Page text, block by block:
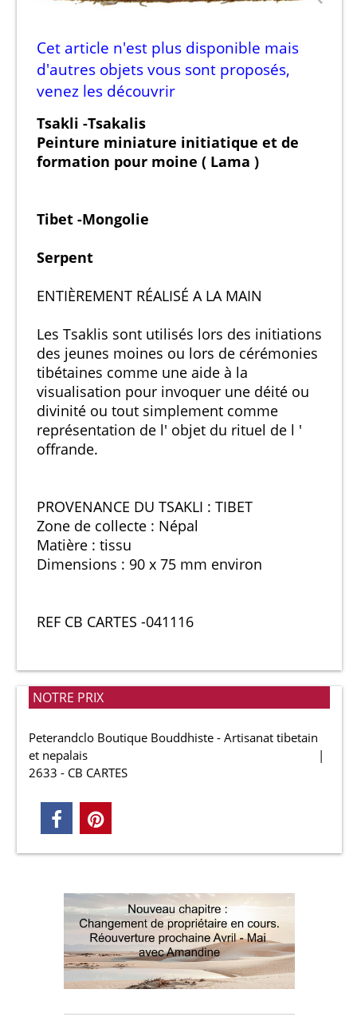
Cet article n'est plus disponible mais
d'autres objets vous sont proposés,
venez les découvrir
Tsakli -Tsakalis
Peinture miniature initiatique et de
formation pour moine ( Lama )
Tibet -Mongolie
Serpent
ENTIÈREMENT RÉALISÉ A LA MAIN
Les Tsaklis sont utilisés lors des initiations
des jeunes moines ou lors de cérémonies
tibétaines comme une aide à la
visualisation pour invoquer une déité ou
divinité ou tout simplement comme
représentation de l' objet du rituel de l '
offrande.
PROVENANCE DU TSAKLI : TIBET
Zone de collecte : Népal
Matière : tissu
Dimensions : 90 x 75 mm environ
REF CB CARTES -041116
NOTRE PRIX
Peterandclo Boutique Bouddhiste - Artisanat tibetain
et nepalais
2633 - CB CARTES